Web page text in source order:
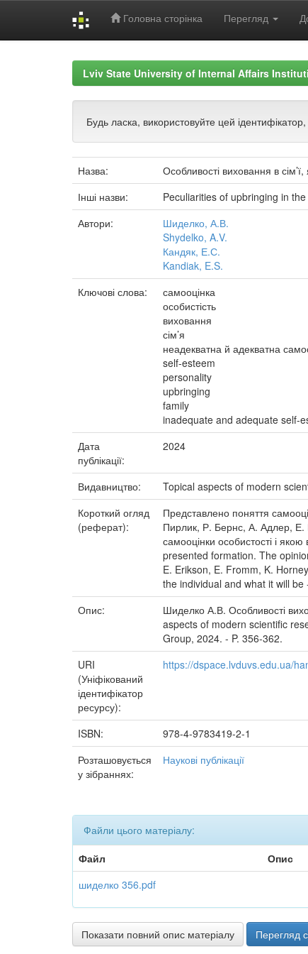
Головна сторінка Перегляд
Lviv State University of Internal Affairs
Будь ласка, використовуйте цей
Назва:
Особливості виховання в
Інші назви:
Peculiarities of upbringing in
Автори:
Шиделко, А.В.
Shydelko, A.V.
Кандяк, Е.С.
Kandiak, E.S.
Ключові слова:
самооцінка
особистість
виховання
сім’я
неадекватна й адекватна
self-esteem
personality
upbringing
family
inadequate and adequate self-
Дата
публікації:
2024
Видавництво:
Topical aspects of modern
Короткий огляд
(реферат):
Представлено поняття
Пирлик, Р. Бернс, А. Адлер, Е.
самооцінки особистості і
presented formation. The
E. Erikson, E. Fromm, K.
the individual and what it will
Опис:
Шиделко А.В. Особливості
aspects of modern scientific
Group, 2024. - P. 356-362.
URI
(Уніфікований
ідентифікатор
ресурсу):
https://dspace.lvduvs.edu.ua/
ISBN:
978-4-9783419-2-1
Розташовується
у зібраннях:
Наукові публікації
Файли цього матеріалу:
Файл
Опис
шиделко 356.pdf
Показати повний опис матеріалу Перегляд